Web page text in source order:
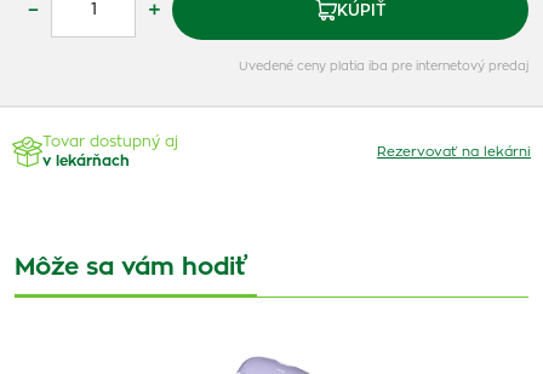
– + KÚPIŤ
Uvedené ceny platia iba pre internetový predaj
Tovar dostupný aj
v lekárňach
Rezervovať na lekárni
Môže sa vám hodiť